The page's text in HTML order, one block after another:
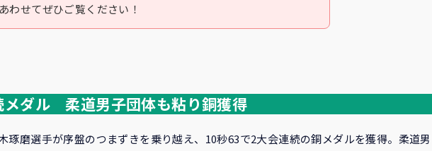
わせてぜひご覧ください！
ダル 柔道男子団体も粘り銅獲得
琢磨選手が序盤のつまずきを乗り越え、10秒63で2大会連続の銅メダルを獲得。柔道男